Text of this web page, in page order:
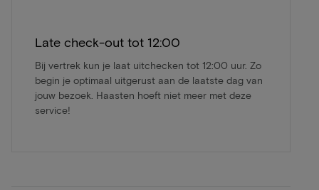
Late check-out tot 12:00
Bij vertrek kun je laat uitchecken tot 12:00 uur. Zo
begin je optimaal uitgerust aan de laatste dag van
jouw bezoek. Haasten hoeft niet meer met deze
service!